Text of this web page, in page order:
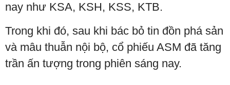
nay như KSA, KSH, KSS, KTB.
Trong khi đó, sau khi bác bỏ tin đồn phá sản
và mâu thuẫn nội bộ, cổ phiếu ASM đã tăng
trần ấn tượng trong phiên sáng nay.